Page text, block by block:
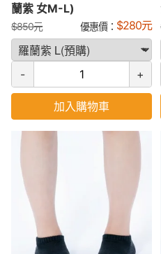
蘭紫 女M-L)
$850元 優惠價： $280元
- +
加入購物車